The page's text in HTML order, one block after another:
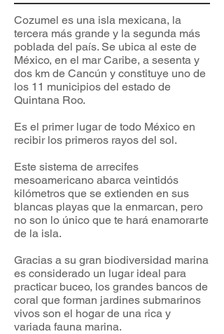
Cozumel es una isla mexicana, la
tercera más grande y la segunda más
poblada del país. Se ubica al este de
México, en el mar Caribe, a sesenta y
dos km de Cancún y constituye uno de
los 11 municipios del estado de
Quintana Roo.
Es el primer lugar de todo México en
recibir los primeros rayos del sol.
Este sistema de arrecifes
mesoamericano abarca veintidós
kilómetros que se extienden en sus
blancas playas que la enmarcan, pero
no son lo único que te hará enamorarte
de la isla.
Gracias a su gran biodiversidad marina
es considerado un lugar ideal para
practicar buceo, los grandes bancos de
coral que forman jardines submarinos
vivos son el hogar de una rica y
variada fauna marina.